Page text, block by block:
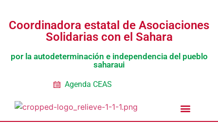
Coordinadora estatal de Asociaciones
Solidarias con el Sahara
por la autodeterminación e independencia del pueblo
saharaui
Agenda CEAS